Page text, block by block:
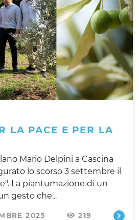
LA PACE E PER LA
Mario Delpini a Cascina
lo scorso 3 settembre il
La piantumazione di un
gesto che...
2025 219